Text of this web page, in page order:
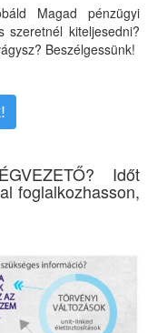
Magad pénzügyi
szeretnél kiteljesedni?
Beszélgessünk!
Időt
foglalkozhasson,